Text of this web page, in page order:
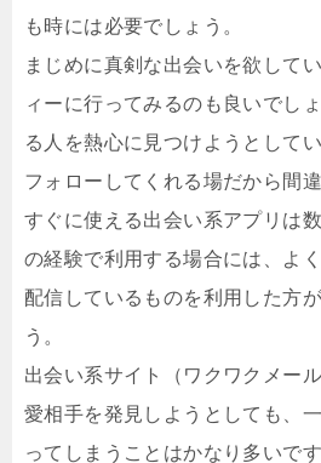
も時には必要でしょう。
まじめに真剣な出会いを欲して
ィーに行ってみるのも良いでし
る人を熱心に見つけようとして
フォローしてくれる場だから間
すぐに使える出会い系アプリは
の経験で利用する場合には、よ
配信しているものを利用した方
う。
出会い系サイト（ワクワクメー
愛相手を発見しようとしても、
ってしまうことはかなり多いで